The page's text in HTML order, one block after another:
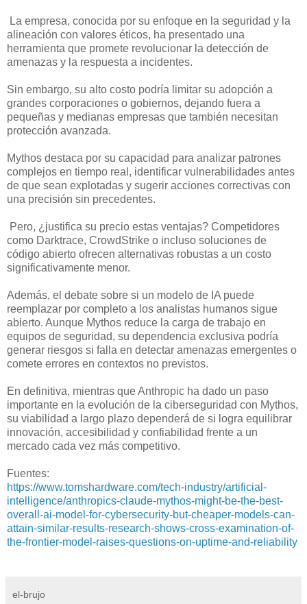
La empresa, conocida por su enfoque en la seguridad y la
alineación con valores éticos, ha presentado una
herramienta que promete revolucionar la detección de
amenazas y la respuesta a incidentes.
Sin embargo, su alto costo podría limitar su adopción a
grandes corporaciones o gobiernos, dejando fuera a
pequeñas y medianas empresas que también necesitan
protección avanzada.
Mythos destaca por su capacidad para analizar patrones
complejos en tiempo real, identificar vulnerabilidades antes
de que sean explotadas y sugerir acciones correctivas con
una precisión sin precedentes.
Pero, ¿justifica su precio estas ventajas? Competidores
como Darktrace, CrowdStrike o incluso soluciones de
código abierto ofrecen alternativas robustas a un costo
significativamente menor.
Además, el debate sobre si un modelo de IA puede
reemplazar por completo a los analistas humanos sigue
abierto. Aunque Mythos reduce la carga de trabajo en
equipos de seguridad, su dependencia exclusiva podría
generar riesgos si falla en detectar amenazas emergentes o
comete errores en contextos no previstos.
En definitiva, mientras que Anthropic ha dado un paso
importante en la evolución de la ciberseguridad con Mythos,
su viabilidad a largo plazo dependerá de si logra equilibrar
innovación, accesibilidad y confiabilidad frente a un
mercado cada vez más competitivo.
Fuentes:
https://www.tomshardware.com/tech-industry/artificial-
intelligence/anthropics-claude-mythos-might-be-the-best-
overall-ai-model-for-cybersecurity-but-cheaper-models-can-
attain-similar-results-research-shows-cross-examination-of-
the-frontier-model-raises-questions-on-uptime-and-reliability
el-brujo